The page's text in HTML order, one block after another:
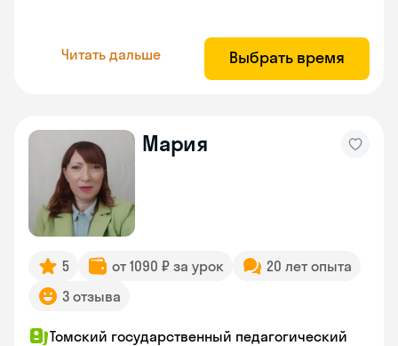
Читать дальше Выбрать время
Мария
5 от 1090 ₽ за урок
20 лет опыта
3 отзыва
Томский государственный педагогический